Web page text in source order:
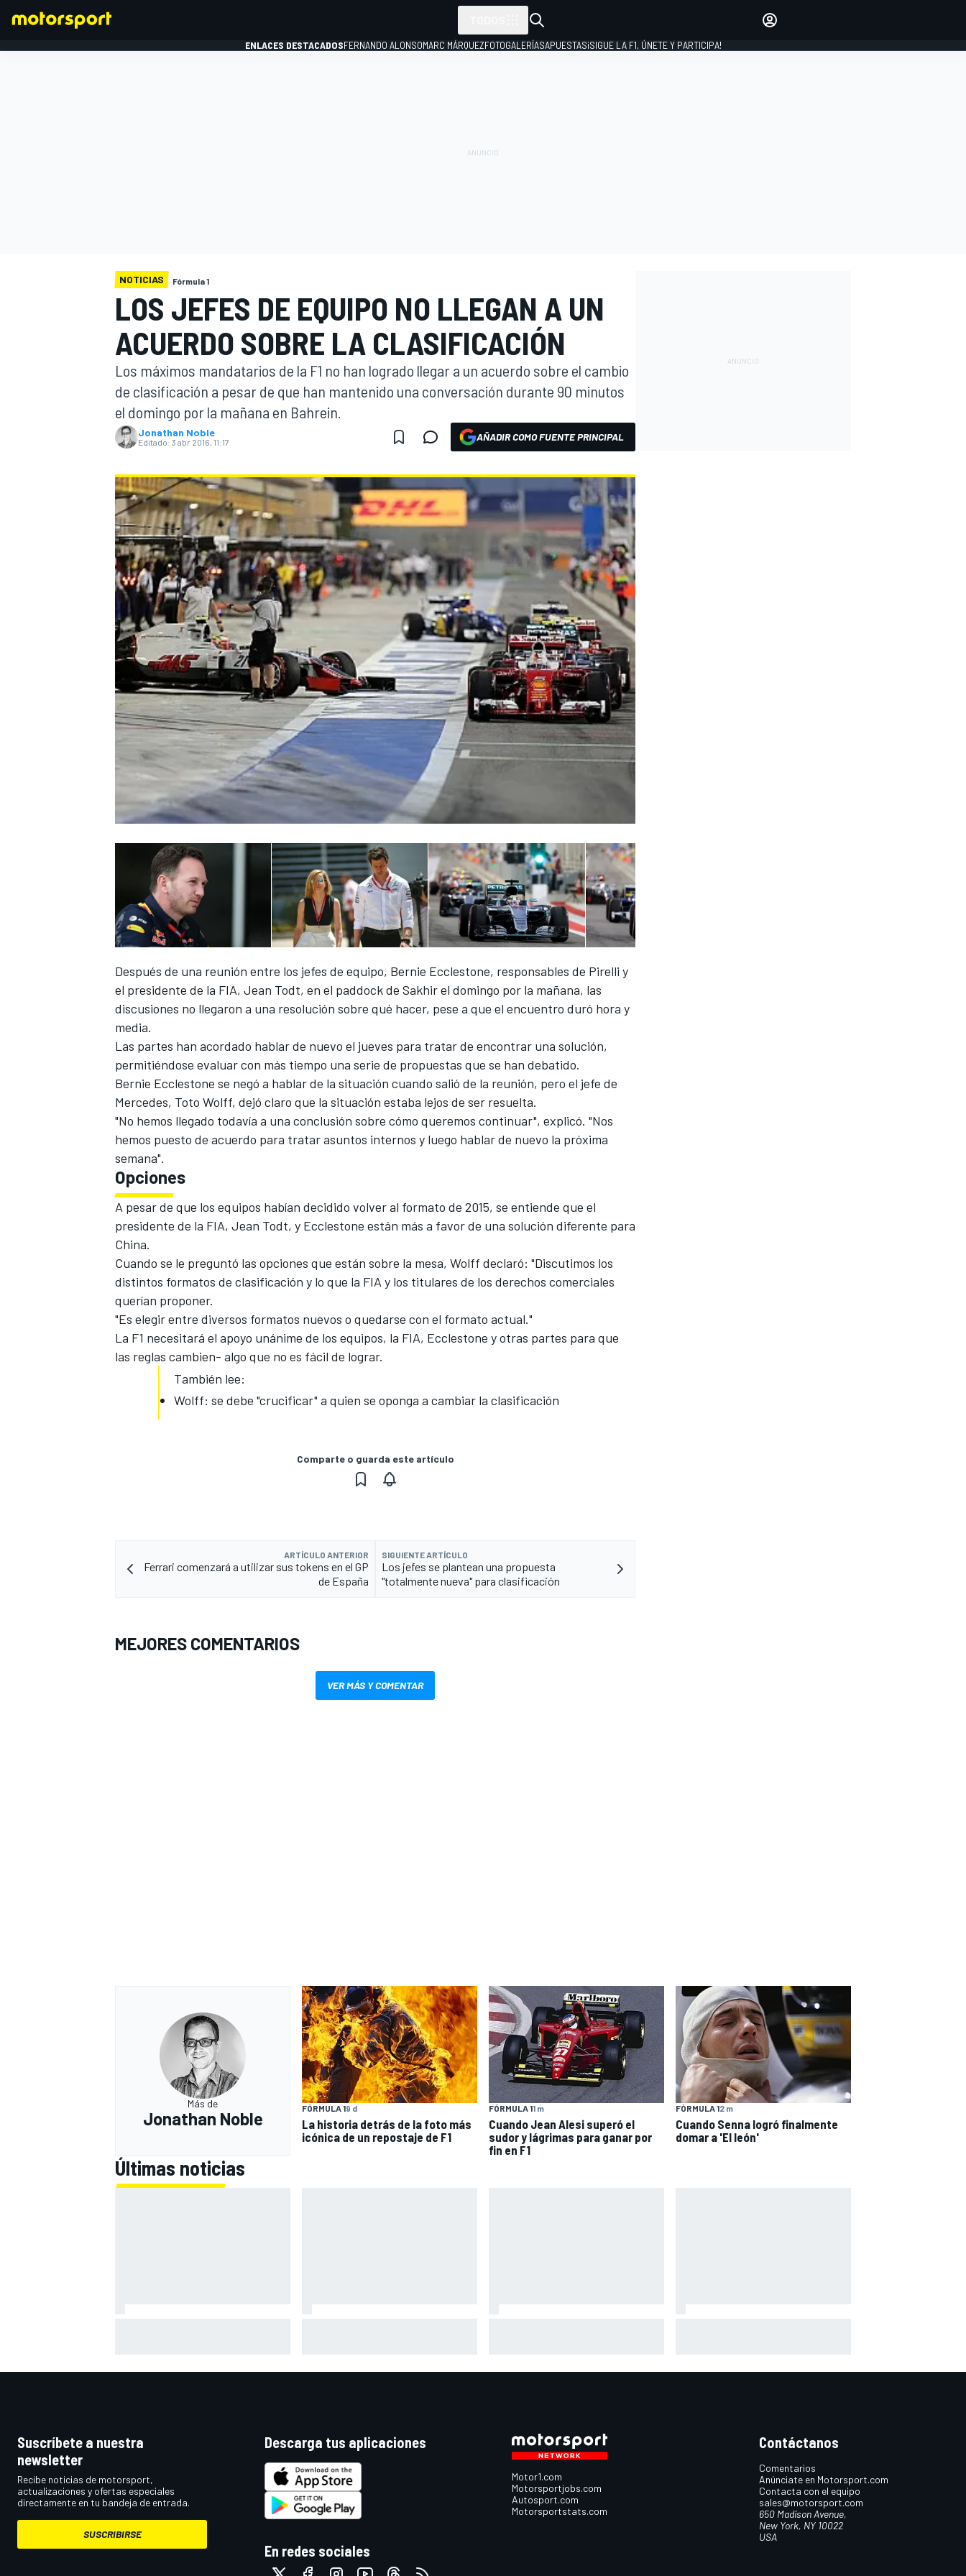
WEC FÓRMULA E
ENLACES DESTACADOSFERNANDO ALONSOMARC MÁRQUEZFOTOGALERÍASAPUESTAS¡SIGUE LA F1, ÚNETE Y PARTICIPA!
NOTICIAS Fórmula 1
LOS JEFES DE EQUIPO NO LLEGAN A UN
ACUERDO SOBRE LA CLASIFICACIÓN
Los máximos mandatarios de la F1 no han logrado llegar a un acuerdo sobre el cambio
de clasificación a pesar de que han mantenido una conversación durante 90 minutos
el domingo por la mañana en Bahrein.
Jonathan Noble
Editado: 3 abr 2016, 11:17 AÑADIR COMO FUENTE PRINCIPAL
Después de una reunión entre los jefes de equipo, Bernie Ecclestone, responsables de Pirelli y
el presidente de la FIA, Jean Todt, en el paddock de Sakhir el domingo por la mañana, las
discusiones no llegaron a una resolución sobre qué hacer, pese a que el encuentro duró hora y
media.
Las partes han acordado hablar de nuevo el jueves para tratar de encontrar una solución,
permitiéndose evaluar con más tiempo una serie de propuestas que se han debatido.
Bernie Ecclestone se negó a hablar de la situación cuando salió de la reunión, pero el jefe de
Mercedes, Toto Wolff, dejó claro que la situación estaba lejos de ser resuelta.
"No hemos llegado todavía a una conclusión sobre cómo queremos continuar", explicó. "Nos
hemos puesto de acuerdo para tratar asuntos internos y luego hablar de nuevo la próxima
semana".
Opciones
A pesar de que los equipos habían decidido volver al formato de 2015, se entiende que el
presidente de la FIA, Jean Todt, y Ecclestone están más a favor de una solución diferente para
China.
Cuando se le preguntó las opciones que están sobre la mesa, Wolff declaró: "Discutimos los
distintos formatos de clasificación y lo que la FIA y los titulares de los derechos comerciales
querían proponer.
"Es elegir entre diversos formatos nuevos o quedarse con el formato actual."
La F1 necesitará el apoyo unánime de los equipos, la FIA, Ecclestone y otras partes para que
las reglas cambien- algo que no es fácil de lograr.
También lee:
Wolff: se debe "crucificar" a quien se oponga a cambiar la clasificación
Comparte o guarda este artículo
ARTÍCULO ANTERIOR
Ferrari comenzará a utilizar sus tokens en el GP
de España
SIGUIENTE ARTÍCULO
Los jefes se plantean una propuesta
"totalmente nueva" para clasificación
MEJORES COMENTARIOS
VER MÁS Y COMENTAR
Más de
Jonathan Noble
FÓRMULA 19 d
La historia detrás de la foto más
icónica de un repostaje de F1
FÓRMULA 11 m
Cuando Jean Alesi superó el
sudor y lágrimas para ganar por
fin en F1
FÓRMULA 12 m
Cuando Senna logró finalmente
domar a 'El león'
Últimas noticias
Suscríbete a nuestra
newsletter
Recibe noticias de motorsport,
actualizaciones y ofertas especiales
directamente en tu bandeja de entrada.
SUSCRIBIRSE
Descarga tus aplicaciones
En redes sociales
Motor1.com
Motorsportjobs.com
Autosport.com
Motorsportstats.com
Contáctanos
Comentarios
Anúnciate en Motorsport.com
Contacta con el equipo
sales@motorsport.com
650 Madison Avenue,
New York, NY 10022
USA